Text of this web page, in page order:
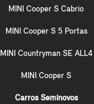
MINI Cooper S Cabrio
MINI Cooper S 5 Portas
MINI Countryman SE ALL4
MINI Cooper S
Carros Seminovos